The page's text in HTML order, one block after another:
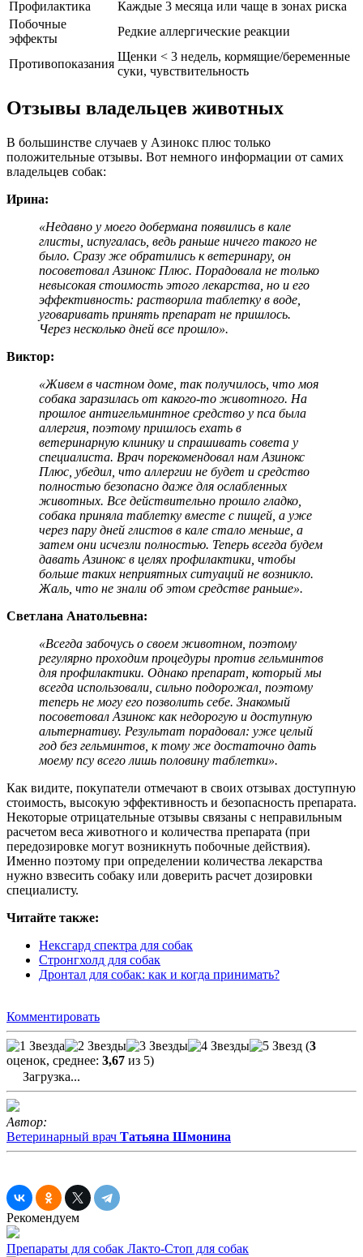
Профилактика
Каждые 3 месяца или чаще в зонах риска
Побочные
эффекты
Редкие аллергические реакции
Противопоказания
Щенки < 3 недель, кормящие/беременные
суки, чувствительность
Отзывы владельцев животных
В большинстве случаев у Азинокс плюс только
положительные отзывы. Вот немного информации от самих
владельцев собак:
Ирина:
«Недавно у моего добермана появились в кале
глисты, испугалась, ведь раньше ничего такого не
было. Сразу же обратились к ветеринару, он
посоветовал Азинокс Плюс. Порадовала не только
невысокая стоимость этого лекарства, но и его
эффективность: растворила таблетку в воде,
уговаривать принять препарат не пришлось.
Через несколько дней все прошло».
Виктор:
«Живем в частном доме, так получилось, что моя
собака заразилась от какого-то животного. На
прошлое антигельминтное средство у пса была
аллергия, поэтому пришлось ехать в
ветеринарную клинику и спрашивать совета у
специалиста. Врач порекомендовал нам Азинокс
Плюс, убедил, что аллергии не будет и средство
полностью безопасно даже для ослабленных
животных. Все действительно прошло гладко,
собака приняла таблетку вместе с пищей, а уже
через пару дней глистов в кале стало меньше, а
затем они исчезли полностью. Теперь всегда будем
давать Азинокс в целях профилактики, чтобы
больше таких неприятных ситуаций не возникло.
Жаль, что не знали об этом средстве раньше».
Светлана Анатольевна:
«Всегда забочусь о своем животном, поэтому
регулярно проходим процедуры против гельминтов
для профилактики. Однако препарат, который мы
всегда использовали, сильно подорожал, поэтому
теперь не могу его позволить себе. Знакомый
посоветовал Азинокс как недорогую и доступную
альтернативу. Результат порадовал: уже целый
год без гельминтов, к тому же достаточно дать
моему псу всего лишь половину таблетки».
Как видите, покупатели отмечают в своих отзывах доступную
стоимость, высокую эффективность и безопасность препарата.
Некоторые отрицательные отзывы связаны с неправильным
расчетом веса животного и количества препарата (при
передозировке могут возникнуть побочные действия).
Именно поэтому при определении количества лекарства
нужно взвесить собаку или доверить расчет дозировки
специалисту.
Читайте также:
Нексгард спектра для собак
Стронгхолд для собак
Дронтал для собак: как и когда принимать?
Комментировать
(3
оценок, среднее: 3,67 из 5)
Загрузка...
Автор:
Ветеринарный врач Татьяна Шмонина
Рекомендуем
Препараты для собак Лакто-Стоп для собак